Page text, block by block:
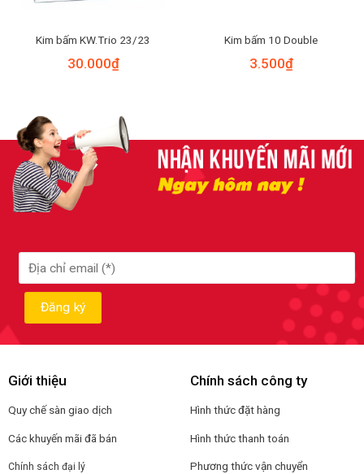
Kim bấm KW.Trio 23/23
30.000₫
Kim bấm 10 Double
3.500₫
Giới thiệu
Quy chế sàn giao dịch
Các khuyến mãi đã bán
Chính sách đại lý
Chính sách công ty
Hình thức đặt hàng
Hình thức thanh toán
Phương thức vận chuyển